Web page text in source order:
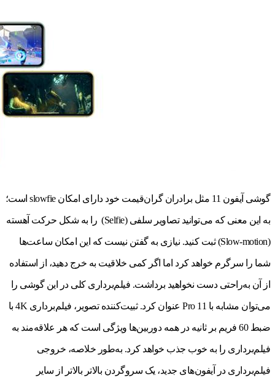
گوشی آیفون 11 مثل برادران گران‌قیمت خود دارای امکان slowfie است؛
به این معنی که می‌توانید تصاویر سلفی (Selfie) را به شکل حرکت آهسته
(Slow-motion) ثبت کنید. نیازی به گفتن نیست که این امکان ساعت‌ها
شما را سرگرم خواهد کرد اما اگر کمی خلاقیت به خرج دهید، از استفاده
از آن به‌راحتی دست نخواهید برداشت. فیلم‌برداری کلی در این گوشی را
می‌توان مشابه با 11 Pro عنوان کرد. ثبیت‌کننده تصویر، فیلم‌برداری 4K با
ضبط 60 فریم بر ثانیه در همه دوربین‌ها ویژگی است که هر علاقه‌مند به
فیلم‌برداری را به خوب جذب خواهد کرد. به‌طور خلاصه، خروجی
فیلم‌برداری در آیفون‌های جدید، یک سروگردن بالاتر بالاتر از سایر